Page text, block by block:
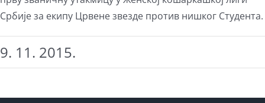
Србије за екипу Црвене звезде против нишког Студента.
9. 11. 2015.